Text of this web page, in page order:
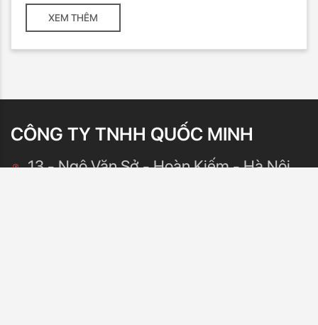
XEM THÊM
CÔNG TY TNHH QUỐC MINH
13 - Ngô Văn Sở - Hoàn Kiếm - Hà Nội